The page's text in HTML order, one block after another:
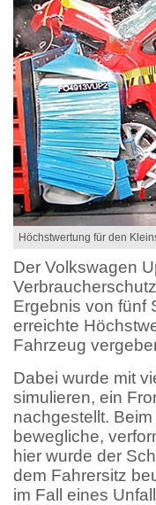
Höchstwertung für den
Der Volkswagen
Ergebnis von fünf
erreichte
Fahrzeug
Dabei wurde mit
simulieren, ein
nachgestellt.
bewegliche,
hier wurde der
dem Fahrersitz
im Fall eines